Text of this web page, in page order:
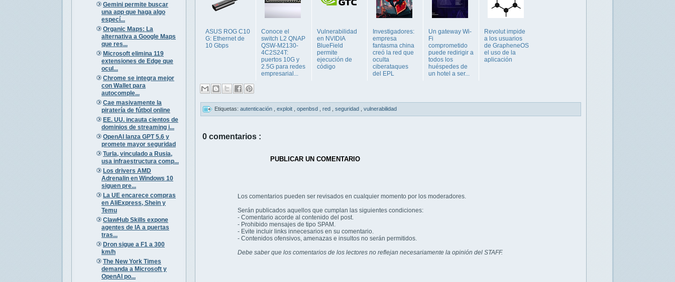
Gemini permite buscar
una app que haga algo
especí...
Organic Maps: La
alternativa a Google Maps
que res...
Microsoft elimina 119
extensiones de Edge que
ocul...
Chrome se integra mejor
con Wallet para
autocomple...
Cae masivamente la
piratería de fútbol online
EE. UU. incauta cientos de
dominios de streaming i...
OpenAI lanza GPT 5.6 y
promete mayor seguridad
Turla, vinculado a Rusia,
usa infraestructura comp...
Los drivers AMD
Adrenalin en Windows 10
siguen pre...
La UE encarece compras
en AliExpress, Shein y
Temu
ClawHub Skills expone
agentes de IA a puertas
tras...
Dron sigue a F1 a 300
km/h
The New York Times
demanda a Microsoft y
OpenAI po...
ASUS ROG C10
G: Ethernet de
10 Gbps
Conoce el
switch L2 QNAP
QSW-M2130-
4C2S24T:
puertos 10G y
2.5G para redes
empresarial...
Vulnerabilidad
en NVIDIA
BlueField
permite
ejecución de
código
Investigadores:
empresa
fantasma china
creó la red que
oculta
ciberataques
del EPL
Un gateway Wi-
Fi
comprometido
puede redirigir a
todos los
huéspedes de
un hotel a ser...
Revolut impide
a los usuarios
de GrapheneOS
el uso de la
aplicación
Etiquetas: autenticación exploit openbsd red seguridad vulnerabilidad
0 comentarios :
PUBLICAR UN COMENTARIO
Los comentarios pueden ser revisados en cualquier momento por los moderadores.
Serán publicados aquellos que cumplan las siguientes condiciones:
- Comentario acorde al contenido del post.
- Prohibido mensajes de tipo SPAM.
- Evite incluir links innecesarios en su comentario.
- Contenidos ofensivos, amenazas e insultos no serán permitidos.
Debe saber que los comentarios de los lectores no reflejan necesariamente la opinión del STAFF.